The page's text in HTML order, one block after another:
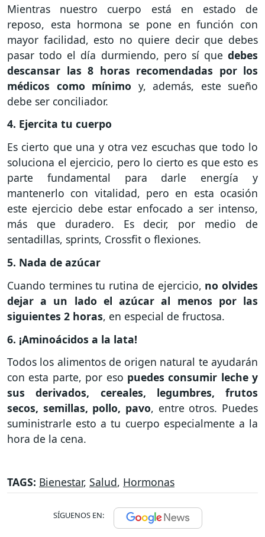
Mientras nuestro cuerpo está en estado de
reposo, esta hormona se pone en función con
mayor facilidad, esto no quiere decir que debes
pasar todo el día durmiendo, pero sí que debes
descansar las 8 horas recomendadas por los
médicos como mínimo y, además, este sueño
debe ser conciliador.
4. Ejercita tu cuerpo
Es cierto que una y otra vez escuchas que todo lo
soluciona el ejercicio, pero lo cierto es que esto es
parte fundamental para darle energía y
mantenerlo con vitalidad, pero en esta ocasión
este ejercicio debe estar enfocado a ser intenso,
más que duradero. Es decir, por medio de
sentadillas, sprints, Crossfit o flexiones.
5. Nada de azúcar
Cuando termines tu rutina de ejercicio, no olvides
dejar a un lado el azúcar al menos por las
siguientes 2 horas, en especial de fructosa.
6. ¡Aminoácidos a la lata!
Todos los alimentos de origen natural te ayudarán
con esta parte, por eso puedes consumir leche y
sus derivados, cereales, legumbres, frutos
secos, semillas, pollo, pavo, entre otros. Puedes
suministrarle esto a tu cuerpo especialmente a la
hora de la cena.
TAGS: Bienestar, Salud, Hormonas
SÍGUENOS EN: